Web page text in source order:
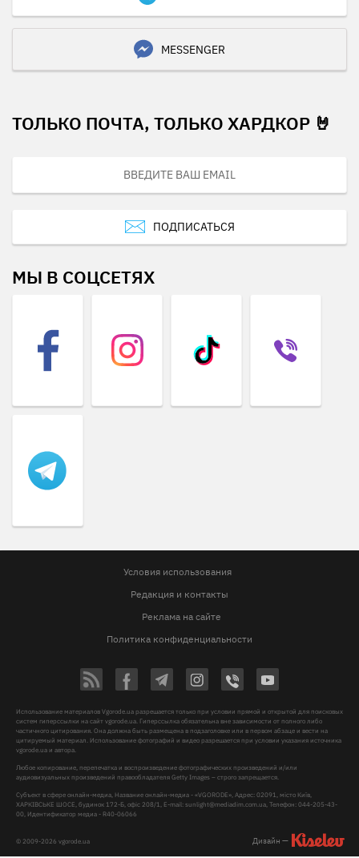
MESSENGER
ТОЛЬКО ПОЧТА, ТОЛЬКО ХАРДКОР 🤘
ПОДПИСАТЬСЯ
МЫ В СОЦСЕТЯХ
Условия использования
Редакция и контакты
Реклама на сайте
Политика конфиденциальности
© 2009-2026 vgorode.ua
Использование материалов Vgorode.ua разрешается только при условии прямой и открытой для поисковых
систем гиперссылки на сайт vgorode.ua. Гиперссылка обязательна вне зависимости от полного либо
частичного цитирования. Она должна быть размещена в подзаголовке или в первом абзаце и вести на
цитируемый материал. Использование фотографий и видео разрешается при условии указания источника
vgorode.ua и автора.
Любое копирование, перепечатка и воспроизведение фотографических произведений и/или
аудиовизуальных произведений правообладателя Getty Images – строго запрещается.
Субъект в сфере онлайн-медиа, Название онлайн-медиа - «VGORODE», Адрес: 02091, місто Київ,
ХАРКІВСЬКЕ ШОСЕ, будинок 172-Б, офіс 208/1, E-mail:sunlight@mediadim.com.ua, Телефон: 044-205-43-
00, Идентификатор медиа - R40-06066
Дизайн —